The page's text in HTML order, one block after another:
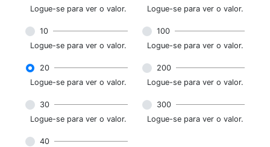
Logue-se para ver o valor.
Logue-se para ver o valor.
10
Logue-se para ver o valor.
100
Logue-se para ver o valor.
20
Logue-se para ver o valor.
200
Logue-se para ver o valor.
30
Logue-se para ver o valor.
300
Logue-se para ver o valor.
40